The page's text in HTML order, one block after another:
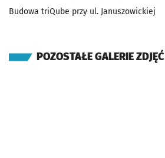
Budowa triQube przy ul. Januszowickiej
POZOSTAŁE GALERIE ZDJĘĆ